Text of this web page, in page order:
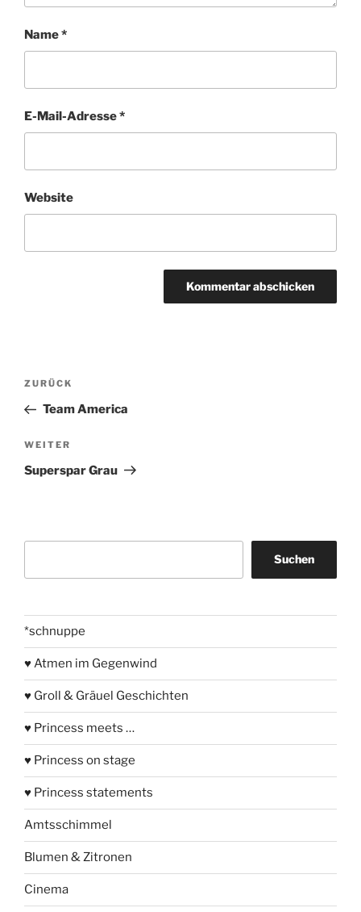
Name*
E-Mail-Adresse*
Website
Beitragsnavigation
Vorheriger
Beitrag
ZURÜCK
Team America
Nächster
Beitrag
WEITER
Superspar Grau
Suchen
*schnuppe
♥ Atmen im Gegenwind
♥ Groll & Gräuel Geschichten
♥ Princess meets …
♥ Princess on stage
♥ Princess statements
Amtsschimmel
Blumen & Zitronen
Cinema